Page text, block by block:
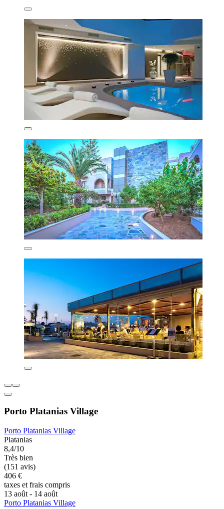
Porto Platanias Village
Porto Platanias Village
Platanias
8,4/10
Très bien
(151 avis)
406 €
taxes et frais compris
13 août - 14 août
Porto Platanias Village